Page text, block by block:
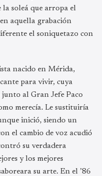
la soleá que arropa el
aquella grabación
el soniquetazo con
nacido en Mérida,
para vivir, cuya
al Gran Jefe Paco
merecía. Le sustituiría
inició, siendo un
el cambio de voz acudió
su verdadera
y los mejores
su arte. En el ’86